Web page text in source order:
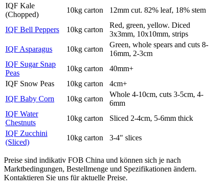
IQF Kale
(Chopped)
10kg carton 12mm cut. 82% leaf, 18% stem
IQF Bell Peppers 10kg carton
Red, green, yellow. Diced
3x3mm, 10x10mm, strips
IQF Asparagus
10kg carton
Green, whole spears and cuts 8-
16mm, 2-3cm
IQF Sugar Snap
Peas
10kg carton
40mm+
IQF Snow Peas
10kg carton
4cm+
IQF Baby Corn
10kg carton
Whole 4-10cm, cuts 3-5cm, 4-
6mm
IQF Water
Chestnuts
10kg carton
Sliced 2-4cm, 5-6mm thick
IQF Zucchini
(Sliced)
10kg carton 3-4" slices
Preise sind indikativ FOB China und können sich je nach
Marktbedingungen, Bestellmenge und Spezifikationen ändern.
Kontaktieren Sie uns für aktuelle Preise.